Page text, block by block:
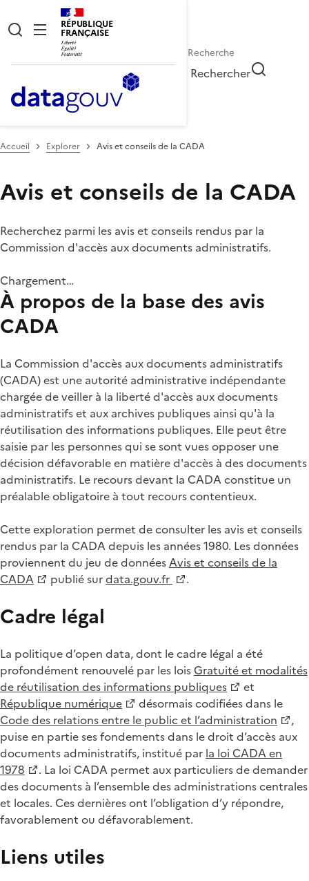
RÉPUBLIQUE
FRANÇAISE
Rechercher
Accueil Explorer Avis et conseils de la CADA
Avis et conseils de la CADA
Recherchez parmi les avis et conseils rendus par la
Commission d'accès aux documents administratifs.
Chargement…
À propos de la base des avis
CADA
La Commission d'accès aux documents administratifs
(CADA) est une autorité administrative indépendante
chargée de veiller à la liberté d'accès aux documents
administratifs et aux archives publiques ainsi qu'à la
réutilisation des informations publiques. Elle peut être
saisie par les personnes qui se sont vues opposer une
décision défavorable en matière d'accès à des documents
administratifs. Le recours devant la CADA constitue un
préalable obligatoire à tout recours contentieux.
Cette exploration permet de consulter les avis et conseils
rendus par la CADA depuis les années 1980. Les données
proviennent du jeu de donnéesAvis et conseils de la
CADA
publié surdata.gouv.fr .
Cadre légal
La politique d’open data, dont le cadre légal a été
profondément renouvelé par les loisGratuité et modalités
de réutilisation des informations publiques
et
République numérique
désormais codifiées dans le
Code des relations entre le public et l’administration
,
puise en partie ses fondements dans le droit d’accès aux
documents administratifs, institué par la loi CADA en
1978
. La loi CADA permet aux particuliers de demander
des documents à l’ensemble des administrations centrales
et locales. Ces dernières ont l’obligation d’y répondre,
favorablement ou défavorablement.
Liens utiles